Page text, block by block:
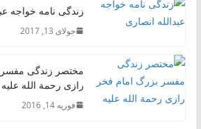
زندگی نامه خواجه
جولای 13, 2017
مختصر زندگی مفسر
رازی رحمة الله علیه
فوریه 14, 2016